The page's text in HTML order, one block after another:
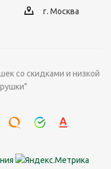
г. Москва
со скидками и низкой